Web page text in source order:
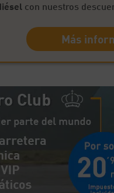
con nuestros
Más